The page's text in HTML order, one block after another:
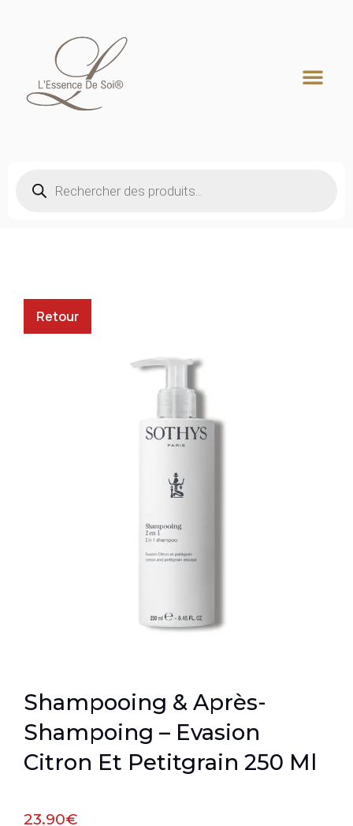
Retour
Shampooing & Après-
Shampoing – Evasion
Citron Et Petitgrain 250 Ml
23.90€